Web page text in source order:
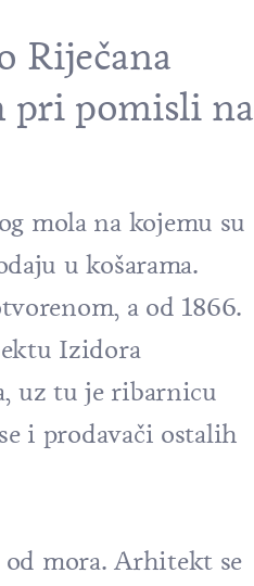
Riječana
pri pomisli na
mola na kojemu su
u košarama.
a od 1866.
Izidora
uz tu je ribarnicu
i prodavači ostalih
od mora. Arhitekt se